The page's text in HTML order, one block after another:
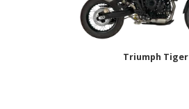
Triumph Tiger